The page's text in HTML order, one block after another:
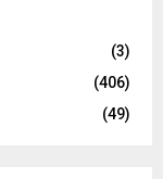
(3)
(406)
(49)